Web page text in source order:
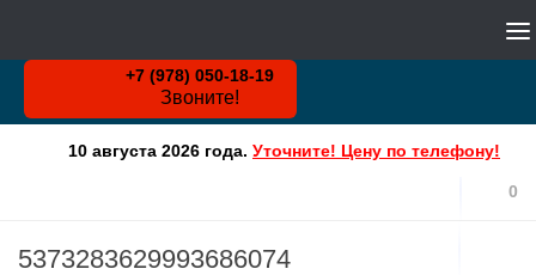
+7 (978) 050-18-19
Звоните!
10 августа 2026 года. Уточните! Цену по телефону!
0
5373283629993686074